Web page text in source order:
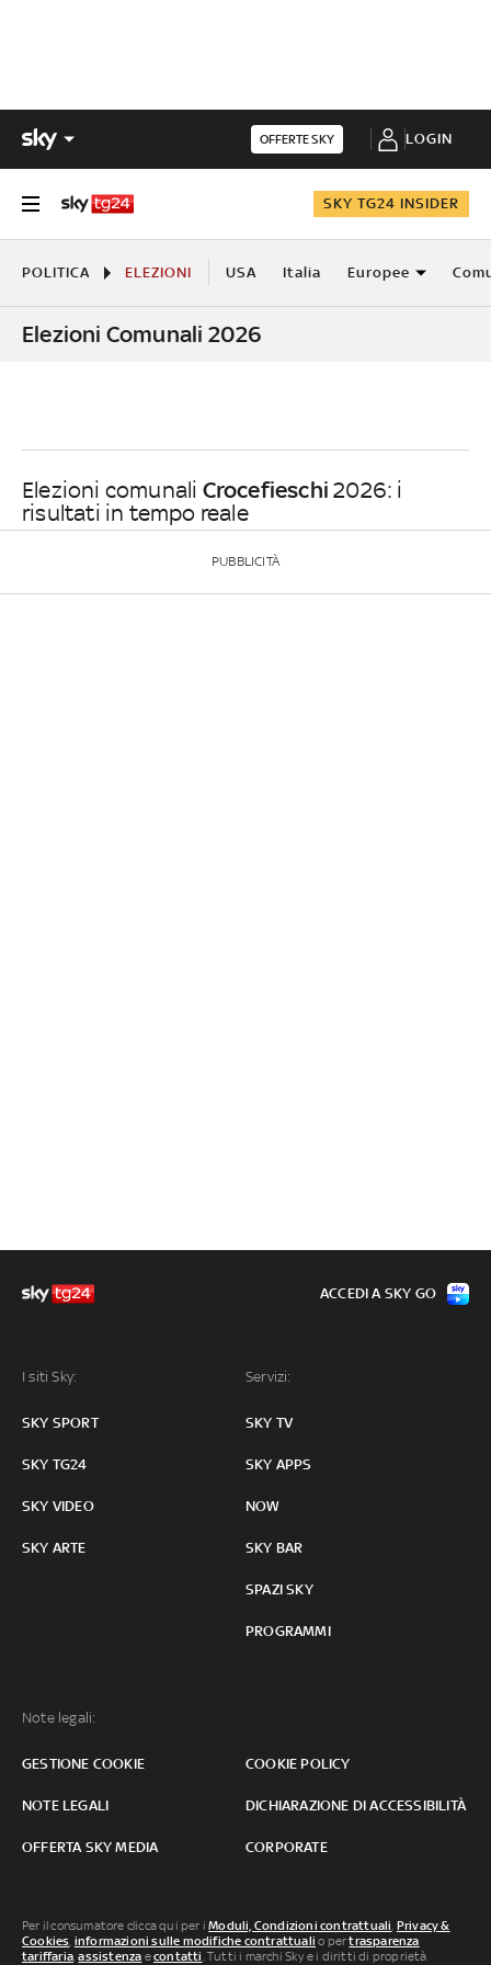
OFFERTE SKY LOGIN
SKY TG24 INSIDER
POLITICA ELEZIONI USA Italia Europee
Elezioni Comunali 2026
Elezioni comunali Crocefieschi 2026: i
risultati in tempo reale
PUBBLICITÀ
I siti Sky:
SKY SPORT
SKY TG24
SKY VIDEO
SKY ARTE
Servizi:
SKY TV
SKY APPS
NOW
SKY BAR
SPAZI SKY
PROGRAMMI
Note legali:
GESTIONE COOKIE COOKIE POLICY
NOTE LEGALI DICHIARAZIONE DI ACCESSIBILITÀ
OFFERTA SKY MEDIA CORPORATE
ACCEDI A SKY GO
Per il consumatore clicca qui per iModuli, Condizioni contrattuali, Privacy &
Cookies, informazioni sulle modifiche contrattuali o pertrasparenza
tariffaria,assistenza econtatti. Tutti i marchi Sky e i diritti di proprietà